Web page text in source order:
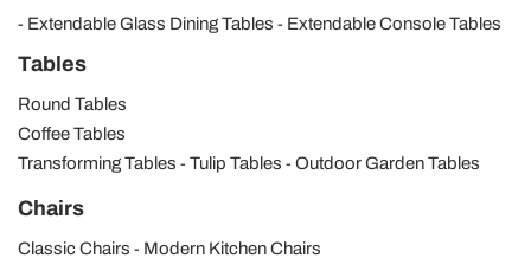
Extendable Glass Dining Tables
Extendable Console Tables
Tables
Round Tables
Coffee Tables
Transforming Tables
Tulip Tables Outdoor Garden Tables
Chairs
Classic Chairs
Modern Kitchen Chairs